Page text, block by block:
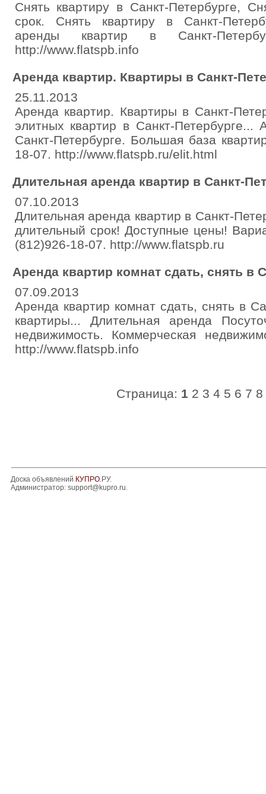
Снять квартиру в Санкт-Петербурге,
срок. Снять квартиру в Санкт-
аренды квартир в Санкт-
http://www.flatspb.info
Аренда квартир. Квартиры в Санкт-
25.11.2013
Аренда квартир. Квартиры в Санкт-
элитных квартир в Санкт-Петербурге...
Санкт-Петербурге. Большая база
18-07. http://www.flatspb.ru/elit.html
Длительная аренда квартир в Санкт-
07.10.2013
Длительная аренда квартир в Санкт-
длительный срок! Доступные цены!
(812)926-18-07. http://www.flatspb.ru
Аренда квартир комнат сдать, снять в
07.09.2013
Аренда квартир комнат сдать, снять в
квартиры... Длительная аренда
недвижимость. Коммерческая
http://www.flatspb.info
Страница: 1 2 3 4 5 6 7 8
Доска объявлений КУПРО.РУ.
Администратор: support@kupro.ru.